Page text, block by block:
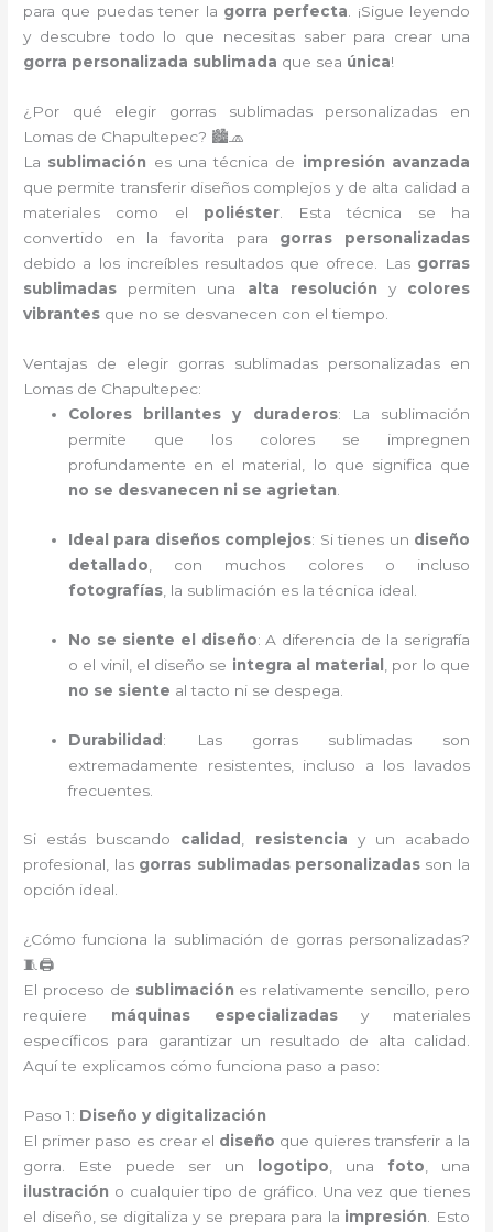
para que puedas tener la gorra perfecta . ¡Sigue leyendo
y descubre todo lo que necesitas saber para crear una
gorra personalizada sublimada que sea única!
¿Por qué elegir gorras sublimadas personalizadas en
Lomas de Chapultepec? 🏙️🧢
La sublimación es una técnica de impresión avanzada
que permite transferir diseños complejos y de alta calidad a
materiales como el poliéster. Esta técnica se ha
convertido en la favorita para gorras personalizadas
debido a los increíbles resultados que ofrece. Las gorras
sublimadas permiten una alta resolución y colores
vibrantes que no se desvanecen con el tiempo.
Ventajas de elegir gorras sublimadas personalizadas en
Lomas de Chapultepec:
Colores brillantes y duraderos: La sublimación
permite que los colores se impregnen
profundamente en el material, lo que significa que
no se desvanecen ni se agrietan
Ideal para diseños complejos: Si tienes un diseño
detallado , con muchos colores o incluso
fotografías , la sublimación es la técnica ideal.
No se siente el diseño: A diferencia de la serigrafía
o el vinil, el diseño se integra al material
, por lo que
no se siente al tacto ni se despega.
Durabilidad: Las gorras sublimadas son
extremadamente resistentes, incluso a los lavados
frecuentes.
Si estás buscando calidad , resistencia y un acabado
profesional, las gorras sublimadas personalizadasson la
opción ideal.
¿Cómo funciona la sublimación de gorras personalizadas?
🧵🖨️
El proceso de sublimación es relativamente sencillo, pero
requiere máquinas especializadasy materiales
específicos para garantizar un resultado de alta calidad.
Aquí te explicamos cómo funciona paso a paso:
Paso 1: Diseño y digitalización
El primer paso es crear el diseño que quieres transferir a la
gorra. Este puede ser un
logotipo , una foto , una
ilustración o cualquier tipo de gráfico. Una vez que tienes
el diseño, se digitaliza y se prepara para la impresión . Esto